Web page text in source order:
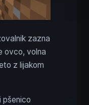
zazna
ovco, volna
z lijakom
pšenico